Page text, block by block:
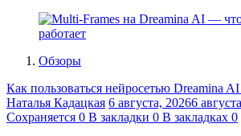
Обзоры
Как пользоваться нейросетью Dreamina
Наталья Кадацкая 6 августа, 20266
Сохраняется 0 В закладки 0 В закладках 0